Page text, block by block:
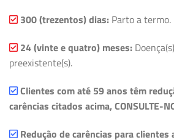
300 (trezentos) dias: Parto a termo.
24 (vinte e quatro) meses:
preexistente(s).
Clientes com até 59 anos têm
carências citados acima, CONSULTE-
Redução de carências para clientes